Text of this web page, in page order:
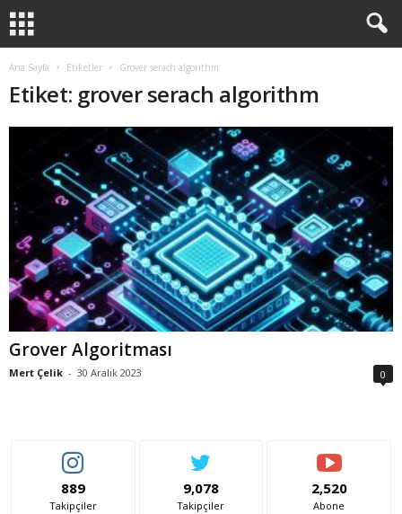
Ana Sayfa Etiketler Grover serach algorithm
Etiket: grover serach algorithm
Grover Algoritması
Mert Çelik - 30 Aralık 2023 0
889
Takipçiler
9,078
Takipçiler
2,520
Abone